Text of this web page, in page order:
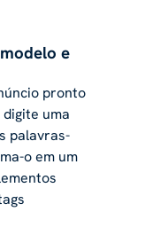
e
pronto
uma
palavras-
o em um